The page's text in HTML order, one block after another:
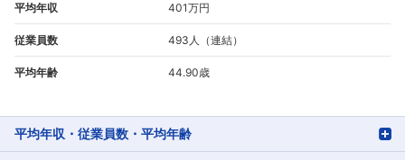
平均年収 401万円
従業員数 493人（連結）
平均年齢 44.90歳
平均年収・従業員数・平均年齢